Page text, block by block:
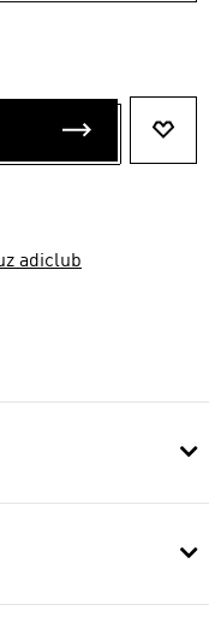
adiclub